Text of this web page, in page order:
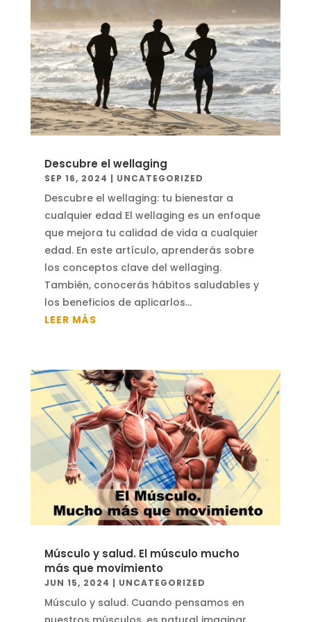
Descubre el wellaging
SEP 16, 2024 | UNCATEGORIZED
Descubre el wellaging: tu bienestar a
cualquier edad El wellaging es un enfoque
que mejora tu calidad de vida a cualquier
edad. En este artículo, aprenderás sobre
los conceptos clave del wellaging.
También, conocerás hábitos saludables y
los beneficios de aplicarlos...
LEER MÁS
Músculo y salud. El músculo mucho
más que movimiento
JUN 15, 2024 | UNCATEGORIZED
Músculo y salud. Cuando pensamos en